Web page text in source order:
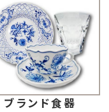
ブランド食器